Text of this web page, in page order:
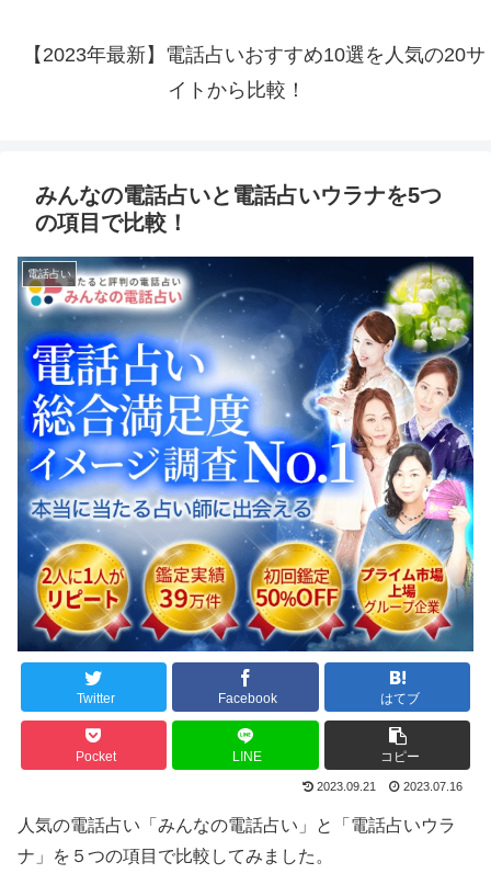
【2023年最新】電話占いおすすめ10選を人気の20サ
イトから比較！
みんなの電話占いと電話占いウラナを5つ
の項目で比較！
電話占い
Twitter Facebook はてブ
Pocket LINE コピー
2023.09.21 2023.07.16
人気の電話占い「みんなの電話占い」と「電話占いウラ
ナ」を５つの項目で比較してみました。